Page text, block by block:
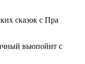
сказок с Пра
вьюпойнт с